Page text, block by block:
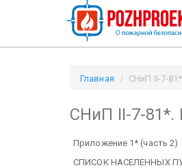
Главная СНиП II-7-
СНиП II-7-81*.
Приложение 1* (часть 2)
СПИСОК НАСЕЛЕННЫХ